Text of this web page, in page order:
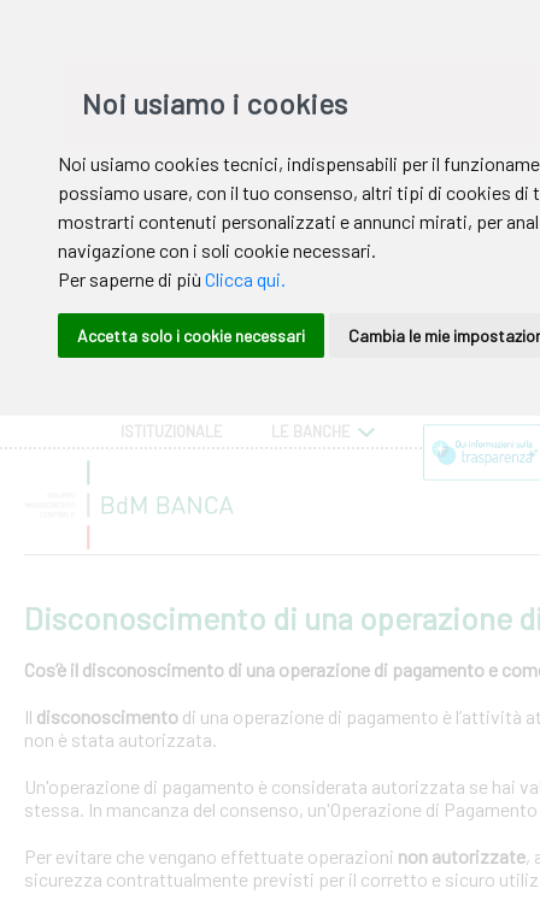
ISTITUZIONALE LE BANCHE
Disconoscimento di una operazione
Cos’è il disconoscimento di una operazione di pagamento e
Il disconoscimento di una operazione di pagamento è l’attività
non è stata autorizzata.
Un'operazione di pagamento è considerata autorizzata se hai
stessa. In mancanza del consenso, un'Operazione di
Per evitare che vengano effettuate operazioni non autorizzate,
sicurezza contrattualmente previsti per il corretto e sicuro